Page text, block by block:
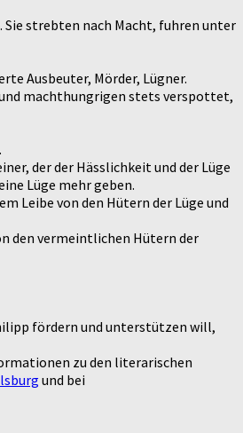
Sie strebten nach Macht, fuhren unter
Ausbeuter, Mörder, Lügner.
und machthungrigen stets verspottet,
der der Hässlichkeit und der Lüge
Lüge mehr geben.
Leibe von den Hütern der Lüge und
den vermeintlichen Hütern der
fördern und unterstützen will,
zu den literarischen
und bei